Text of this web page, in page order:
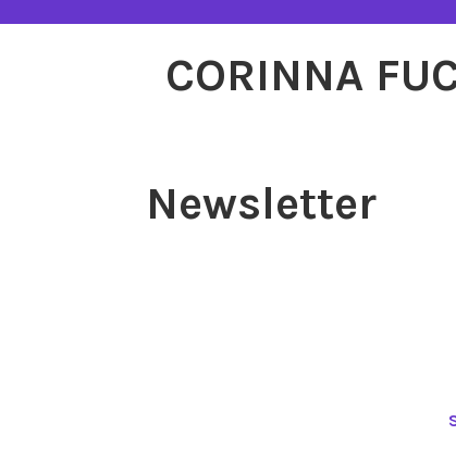
CORINNA
Newsletter